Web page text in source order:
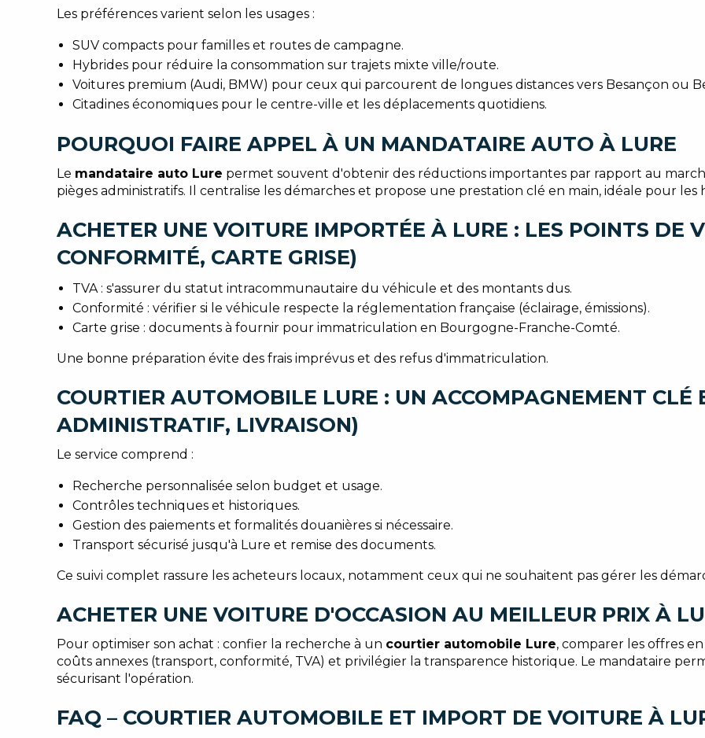
Les préférences varient selon les usages :
SUV compacts pour familles et routes de campagne.
Hybrides pour réduire la consommation sur trajets mixte ville/route.
Voitures premium (Audi, BMW) pour ceux qui parcourent de longues distances vers Besançon ou
Citadines économiques pour le centre-ville et les déplacements quotidiens.
POURQUOI FAIRE APPEL À UN MANDATAIRE AUTO À LURE
Le mandataire auto Lure permet souvent d'obtenir des réductions importantes par rapport au
pièges administratifs. Il centralise les démarches et propose une prestation clé en main, idéale pour les
ACHETER UNE VOITURE IMPORTÉE À LURE : LES POINTS DE
CONFORMITÉ, CARTE GRISE)
TVA : s'assurer du statut intracommunautaire du véhicule et des montants dus.
Conformité : vérifier si le véhicule respecte la réglementation française (éclairage, émissions).
Carte grise : documents à fournir pour immatriculation en Bourgogne-Franche-Comté.
Une bonne préparation évite des frais imprévus et des refus d'immatriculation.
COURTIER AUTOMOBILE LURE : UN ACCOMPAGNEMENT CLÉ
ADMINISTRATIF, LIVRAISON)
Le service comprend :
Recherche personnalisée selon budget et usage.
Contrôles techniques et historiques.
Gestion des paiements et formalités douanières si nécessaire.
Transport sécurisé jusqu'à Lure et remise des documents.
Ce suivi complet rassure les acheteurs locaux, notamment ceux qui ne souhaitent pas gérer les
ACHETER UNE VOITURE D'OCCASION AU MEILLEUR PRIX À
Pour optimiser son achat : confier la recherche à un courtier automobile Lure, comparer les offres
coûts annexes (transport, conformité, TVA) et privilégier la transparence historique. Le mandataire
sécurisant l'opération.
FAQ – COURTIER AUTOMOBILE ET IMPORT DE VOITURE À